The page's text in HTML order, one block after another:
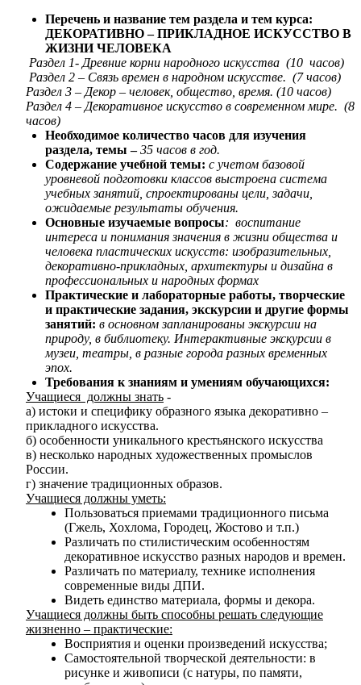
Перечень и название тем раздела и тем курса:
ДЕКОРАТИВНО – ПРИКЛАДНОЕ ИСКУССТВО В
ЖИЗНИ ЧЕЛОВЕКА
Раздел 1- Древние корни народного искусства (10 часов)
Раздел 2 – Связь времен в народном искусстве. (7 часов)
Раздел 3 – Декор – человек, общество, время. (10 часов)
Раздел 4 – Декоративное искусство в современном мире. (8
часов)
Необходимое количество часов для изучения
раздела, темы –35 часов в год.
Содержание учебной темы: с учетом базовой
уровневой подготовки классов выстроена система
учебных занятий, спроектированы цели, задачи,
ожидаемые результаты обучения.
Основные изучаемые вопросы: воспитание
интереса и понимания значения в жизни общества и
человека пластических искусств: изобразительных,
декоративно-прикладных, архитектуры и дизайна в
профессиональных и народных формах
Практические и лабораторные работы, творческие
и практические задания, экскурсии и другие формы
занятий: в основном запланированы экскурсии на
природу, в библиотеку. Интерактивные экскурсии в
музеи, театры, в разные города разных временных
эпох.
Требования к знаниям и умениям обучающихся:
Учащиеся должны знать -
а) истоки и специфику образного языка декоративно –
прикладного искусства.
б) особенности уникального крестьянского искусства
в) несколько народных художественных промыслов
России.
г) значение традиционных образов.
Учащиеся должны уметь:
Пользоваться приемами традиционного письма
(Гжель, Хохлома, Городец, Жостово и т.п.)
Различать по стилистическим особенностям
декоративное искусство разных народов и времен.
Различать по материалу, технике исполнения
современные виды ДПИ.
Видеть единство материала, формы и декора.
Учащиеся должны быть способны решать следующие
жизненно – практические:
Восприятия и оценки произведений искусства;
Самостоятельной творческой деятельности: в
рисунке и живописи (с натуры, по памяти,